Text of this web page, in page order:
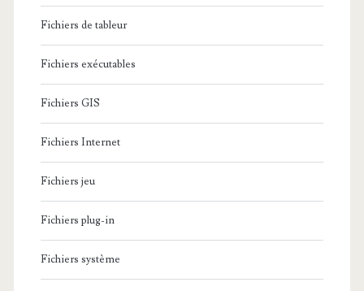
Fichiers de tableur
Fichiers exécutables
Fichiers GIS
Fichiers Internet
Fichiers jeu
Fichiers plug-in
Fichiers système